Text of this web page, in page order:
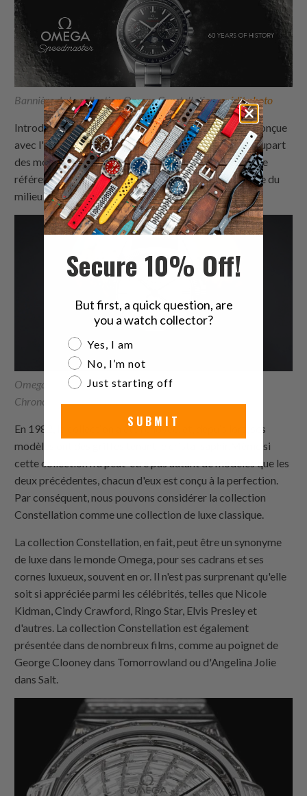
Bannière de la collection Omega Constellation,crédit photo
Introduite en 1952, la collection Constellation a été conçue
avec l'idée de définir les tendances. De nos jours, la plupart
des montres de cette collection conservent encore une
référence vintage à leur apparence, similaire à la mode du
milieu du 20ème siècle, mais bien plus améliorée.
Omega Constellation Globemaster Co-Axial Master
Chronometer,crédit photo
En 1982, la collection a été rénovée, et, depuis lors, ses
modèles ont des griffes tenant le cristal saphir.Même si
cette collection n'a peut-être pas autant de modèles que les
deux précédentes, chacun d'eux est conçu à la perfection.
Par conséquent, nous pouvons considérer la collection
Constellation comme une collection de luxe classique.
La collection Constellation, en fait, peut être un synonyme
de luxe dans le monde Omega, pour ses cadrans et ses
cornes luxueux, souvent en or. Il n'est pas surprenant qu'elle
soit si appréciée parmi les célébrités, telles que Nicole
Kidman, Cindy Crawford, Ringo Star, Elvis Presley et
d'autres. La collection Constellation est également
présentée dans de nombreux films, comme au poignet de
George Clooney dans Tomorrowland ou d'Angelina Jolie
dans Salt.
Secure 10% Off!
But first, a quick question, are
you a watch collector?
Are you a watch collector?
Yes, I am
No, I’m not
Just starting off
SUBMIT